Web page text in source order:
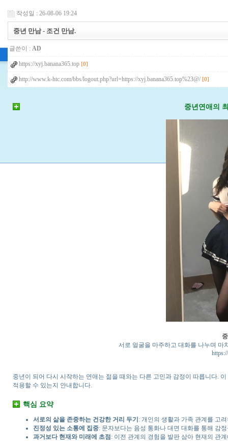
작성일 : 26-08-06 19:24
중년 만남 - 조건 만남.
글쓴이 : AD
https://xyj.banana365.top [0]
http://www.k-htc.com/bbs/logout.php?url=https://xyj.banana365.top%23@/ [0]
중년연애의
서로 얼굴을 마주하고 대화를 나누며 마
중년이 되어 다시 시작하는 연애는 젊을 때와는 다른 고민과 감정이 따릅니다.
적용할 수 있는지 안내합니다.
핵심 요약
서로의 삶을 존중하는 건강한 거리 두기: 개인의 생활과 가족 관계를 고
진정성 있는 소통에 집중: 문자보다는 음성 통화나 대면 대화를 통해 감
과거보다 현재와 미래에 초점: 이전 관계의 경험을 발판 삼아 현재의 관